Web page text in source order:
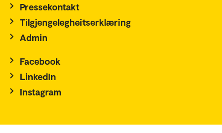
Pressekontakt
Tilgjengelegheitserklæring
Admin
Facebook
LinkedIn
Instagram